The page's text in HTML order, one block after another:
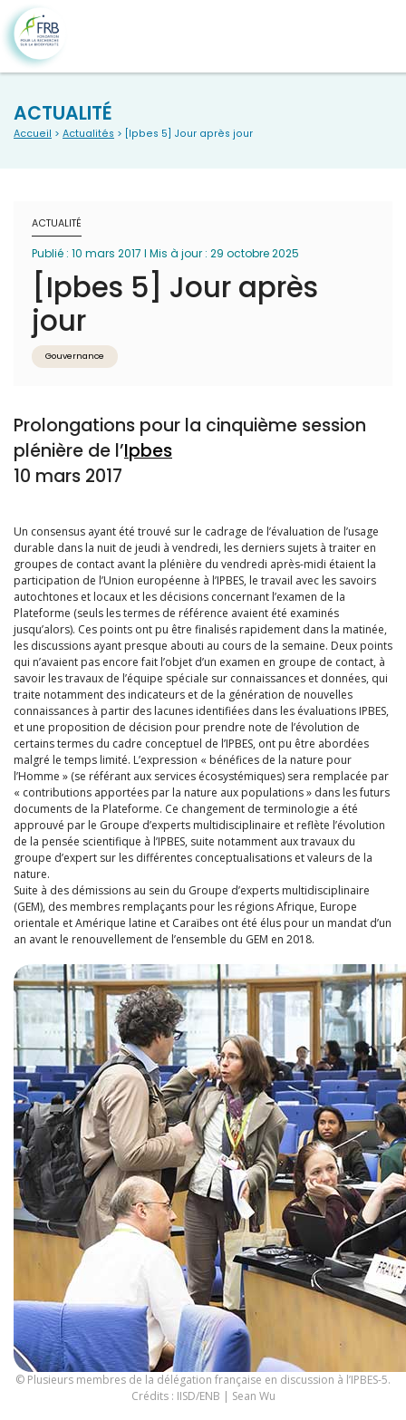
ACTUALITÉ
Accueil > Actualités > [Ipbes 5] Jour après jour
ACTUALITÉ
Publié : 10 mars 2017 I Mis à jour : 29 octobre 2025
[Ipbes 5] Jour après
jour
Gouvernance
Prolongations pour la cinquième session
plénière de l’Ipbes
10 mars 2017
Un consensus ayant été trouvé sur le cadrage de l’évaluation de l’usage
durable dans la nuit de jeudi à vendredi, les derniers sujets à traiter en
groupes de contact avant la plénière du vendredi après-midi étaient la
participation de l’Union européenne à l’IPBES, le travail avec les savoirs
autochtones et locaux et les décisions concernant l’examen de la
Plateforme (seuls les termes de référence avaient été examinés
jusqu’alors). Ces points ont pu être finalisés rapidement dans la matinée,
les discussions ayant presque abouti au cours de la semaine. Deux points
qui n’avaient pas encore fait l’objet d’un examen en groupe de contact, à
savoir les travaux de l’équipe spéciale sur connaissances et données, qui
traite notamment des indicateurs et de la génération de nouvelles
connaissances à partir des lacunes identifiées dans les évaluations IPBES,
et une proposition de décision pour prendre note de l’évolution de
certains termes du cadre conceptuel de l’IPBES, ont pu être abordées
malgré le temps limité. L’expression « bénéfices de la nature pour
l’Homme » (se référant aux services écosystémiques) sera remplacée par
« contributions apportées par la nature aux populations » dans les futurs
documents de la Plateforme. Ce changement de terminologie a été
approuvé par le Groupe d’experts multidisciplinaire et reflète l’évolution
de la pensée scientifique à l’IPBES, suite notamment aux travaux du
groupe d’expert sur les différentes conceptualisations et valeurs de la
nature.
Suite à des démissions au sein du Groupe d’experts multidisciplinaire
(GEM), des membres remplaçants pour les régions Afrique, Europe
orientale et Amérique latine et Caraïbes ont été élus pour un mandat d’un
an avant le renouvellement de l’ensemble du GEM en 2018.
© Plusieurs membres de la délégation française en discussion à l’IPBES-5.
Crédits : IISD/ENB | Sean Wu